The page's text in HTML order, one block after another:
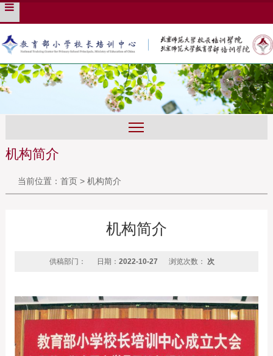
机构简介
当前位置： 首页> 机构简介
机构简介
供稿部门： 日期： 2022-10-27 浏览次数： 次